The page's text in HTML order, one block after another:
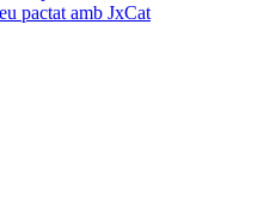
pactat amb JxCat